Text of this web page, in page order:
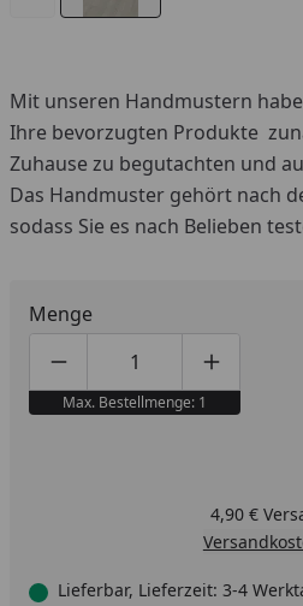
Mit unseren Handmustern
Ihre bevorzugten Produkte
Zuhause zu begutachten und
Das Handmuster gehört nach
sodass Sie es nach Belieben
Menge
Produktmenge um eins
Produktmenge
Max. Bestellmenge: 1
4,90 €
Lieferbar, Lieferzeit: 3-4